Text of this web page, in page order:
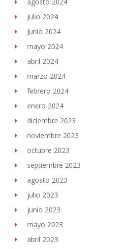
julio 2024
junio 2024
mayo 2024
abril 2024
marzo 2024
febrero 2024
enero 2024
diciembre 2023
noviembre 2023
octubre 2023
septiembre 2023
agosto 2023
julio 2023
junio 2023
mayo 2023
abril 2023